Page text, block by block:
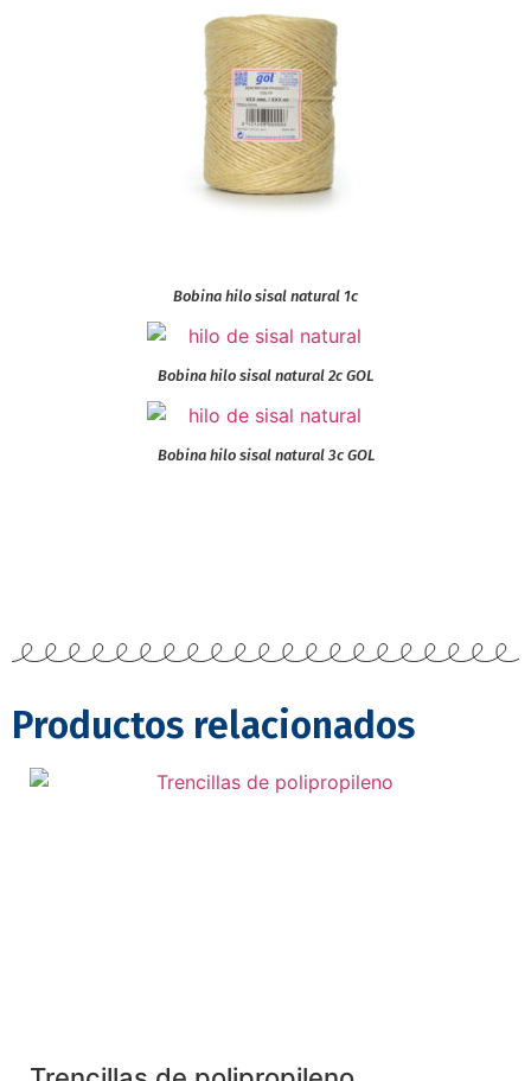
Bobina hilo sisal natural 1c
Bobina hilo sisal natural 2c GOL
Bobina hilo sisal natural 3c GOL
Productos relacionados